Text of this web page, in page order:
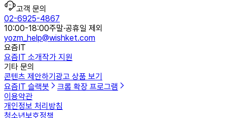
고객 문의
02-6925-4867
10:00-18:00주말·공휴일 제외
yozm_help@wishket.com
요즘IT
요즘IT 소개작가 지원
기타 문의
콘텐츠 제안하기 광고 상품 보기
요즘IT 슬랙봇
크롬 확장 프로그램
이용약관
개인정보 처리방침
청소년보호정책